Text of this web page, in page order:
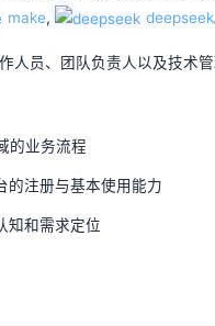
make, deepseek
人员、团队负责人以及技术
的业务流程
的注册与基本使用能力
知和需求定位